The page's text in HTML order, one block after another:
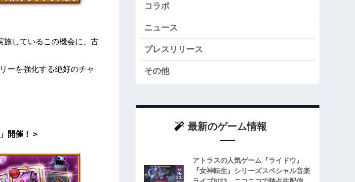
施しているこの機会に、古
ーを強化する絶好のチャ
開催！＞
コラボ
ニュース
プレスリリース
その他
最新のゲーム情報
アトラスの人気ゲーム『ライドウ』
『女神転生』シリーズスペシャル音楽